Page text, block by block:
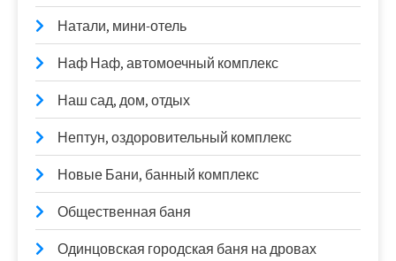
Натали, мини-отель
Наф Наф, автомоечный комплекс
Наш сад, дом, отдых
Нептун, оздоровительный комплекс
Новые Бани, банный комплекс
Общественная баня
Одинцовская городская баня на дровах